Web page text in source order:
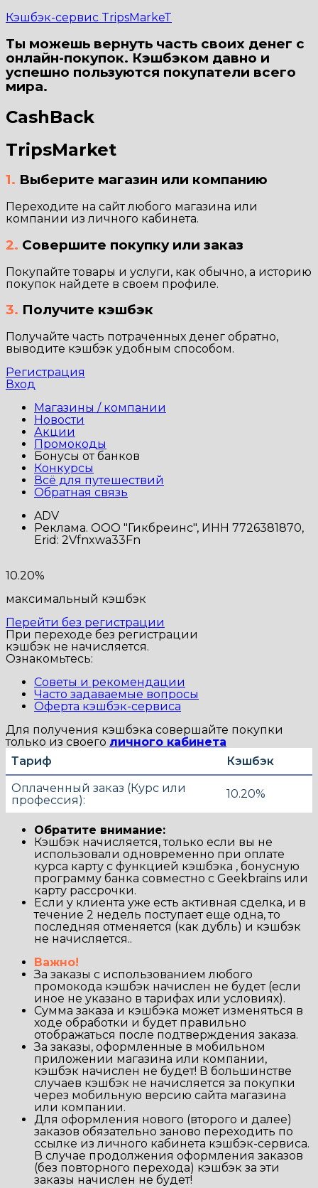
Кэшбэк-сервис TripsMarkeT
Ты можешь вернуть часть своих денег с
онлайн-покупок. Кэшбэком давно и
успешно пользуются покупатели всего
мира.
CashBack
TripsMarket
1. Выберите магазин или компанию
Переходите на сайт любого магазина или
компании из личного кабинета.
2. Совершите покупку или заказ
Покупайте товары и услуги, как обычно, а историю
покупок найдете в своем профиле.
3. Получите кэшбэк
Получайте часть потраченных денег обратно,
выводите кэшбэк удобным способом.
Регистрация
Вход
Магазины / компании
Новости
Акции
Промокоды
Бонусы от банков
Конкурсы
Всё для путешествий
Обратная связь
ADV
Реклама. ООО "Гикбреинс", ИНН 7726381870,
Erid: 2Vfnxwa33Fn
10.20%
максимальный кэшбэк
Перейти без регистрации
При переходе без регистрации
кэшбэк не начисляется.
Ознакомьтесь:
Советы и рекомендации
Часто задаваемые вопросы
Оферта кэшбэк-сервиса
Для получения кэшбэка совершайте покупки
только из своего личного кабинета
Тариф
Кэшбэк
Оплаченный заказ (Курс или
профессия):
10.20%
Обратите внимание:
Кэшбэк начисляется, только если вы не
использовали одновременно при оплате
курса карту с функцией кэшбэка , бонусную
программу банка совместно с Geekbrains или
карту рассрочки.
Если у клиента уже есть активная сделка, и в
течение 2 недель поступает еще одна, то
последняя отменяется (как дубль) и кэшбэк
не начисляется..
Важно!
За заказы с использованием любого
промокода кэшбэк начислен не будет (если
иное не указано в тарифах или условиях).
Сумма заказа и кэшбэка может изменяться в
ходе обработки и будет правильно
отображаться после подтверждения заказа.
За заказы, оформленные в мобильном
приложении магазина или компании,
кэшбэк начислен не будет! В большинстве
случаев кэшбэк не начисляется за покупки
через мобильную версию сайта магазина
или компании.
Для оформления нового (второго и далее)
заказов обязательно заново переходить по
ссылке из личного кабинета кэшбэк-сервиса.
В случае продолжения оформления заказов
(без повторного перехода) кэшбэк за эти
заказы начислен не будет!